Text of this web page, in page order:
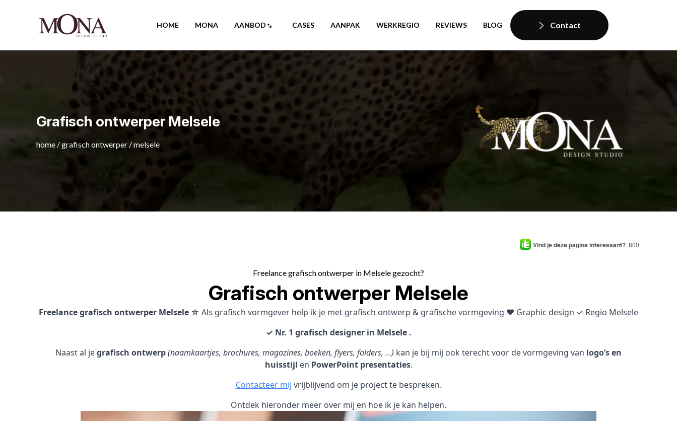
HOME MONA AANBOD CASES AANPAK WERKREGIO REVIEWS BLOG Contact
Grafisch ontwerper Melsele
home /grafisch ontwerper /melsele
Vind je deze pagina interessant? 800
Freelance grafisch ontwerper in Melsele gezocht?
Grafisch ontwerper Melsele
Freelance grafisch ontwerper Melsele ☆ Als grafisch vormgever help ik je met grafisch ontwerp & grafische vormgeving ♥ Graphic design ✓ Regio Melsele
✓ Nr. 1 grafisch designer in Melsele .
Naast al jegrafisch ontwerp(naamkaartjes, brochures, magazines, boeken, flyers, folders, …) kan je bij mij ook terecht voor de vormgeving van logo’s en
huisstijl en PowerPoint presentaties.
Contacteer mij vrijblijvend om je project te bespreken.
Ontdek hieronder meer over mij en hoe ik je kan helpen.